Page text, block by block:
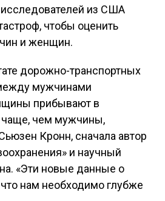
исследователей из США
чтобы оценить
и женщин.
дорожно-транспортных
мужчинами
прибывают в
чаще, чем мужчины,
Кронн, сначала автор
и научный
«Эти новые данные о
нам необходимо глубже